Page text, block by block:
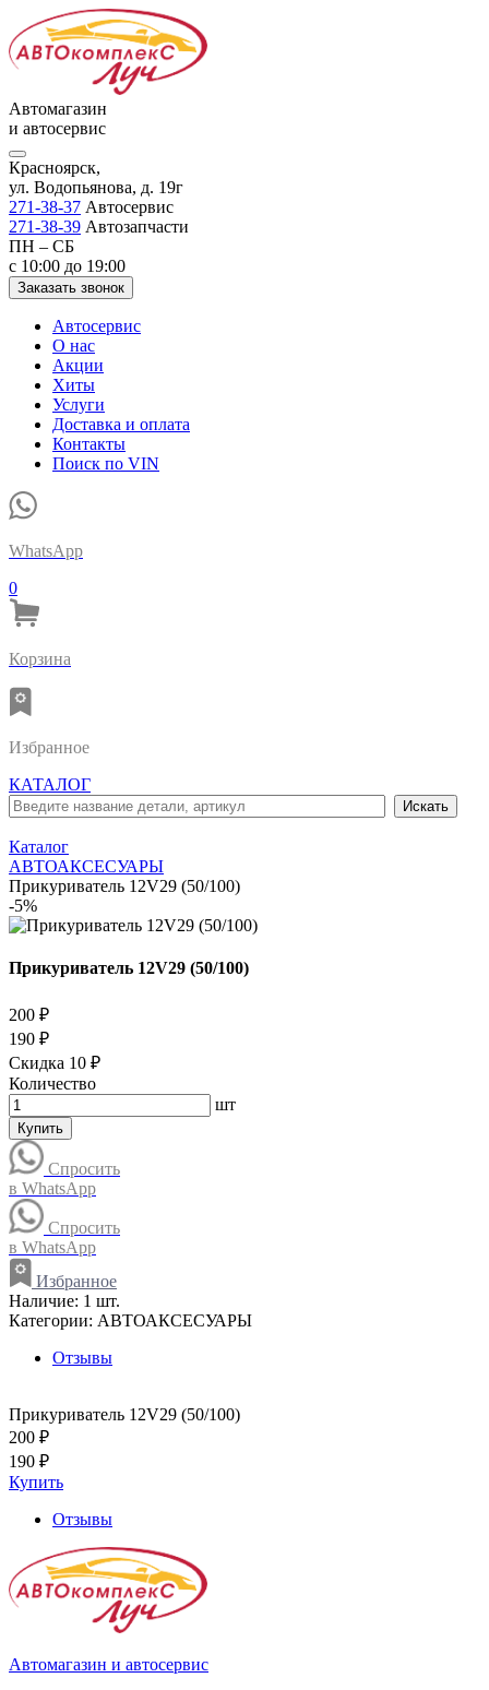
Автомагазин
и автосервис
Красноярск,
ул. Водопьянова, д. 19г
271-38-37 Автосервис
271-38-39 Автозапчасти
ПН – СБ
с 10:00 до 19:00
Заказать звонок
Автосервис
О нас
Акции
Хиты
Услуги
Доставка и оплата
Контакты
Поиск по VIN
WhatsApp
0
Корзина
Избранное
КАТАЛОГ
Каталог
АВТОАКСЕСУАРЫ
Прикуриватель 12V29 (50/100)
-5%
Прикуриватель 12V29 (50/100)
200 ₽
190 ₽
Скидка 10 ₽
Количество
шт
Купить
Спросить
в WhatsApp
Спросить
в WhatsApp
Избранное
Наличие: 1 шт.
Категории: АВТОАКСЕСУАРЫ
Отзывы
Прикуриватель 12V29 (50/100)
200 ₽
190 ₽
Купить
Отзывы
Автомагазин и автосервис